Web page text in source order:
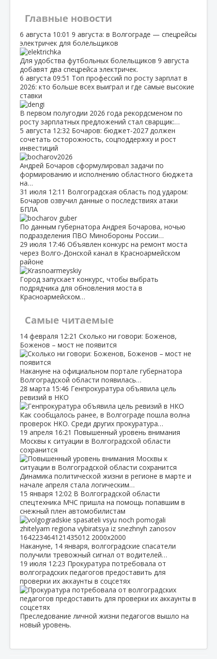
Главные новости
6 августа 10:01 9 августа: в Волгограде — спецрейсы
электричек для болельщиков
Для удобства футбольных болельщиков 9 августа
добавят два спецрейса электричек.
6 августа 09:51 Топ профессий по росту зарплат в
2026: кто больше всех выиграл и где самые высокие
ставки
В первом полугодии 2026 года рекордсменом по
росту зарплатных предложений стал сварщик:…
5 августа 12:32 Бочаров: бюджет‑2027 должен
сочетать осторожность, соцподдержку и рост
инвестиций
Андрей Бочаров сформулировал задачи по
формированию и исполнению областного бюджета
на…
31 июля 12:11 Волгоградская область под ударом:
Бочаров озвучил данные о последствиях атаки
БПЛА
По данным губернатора Андрея Бочарова, ночью
подразделения ПВО Минобороны России…
29 июля 17:46 Объявлен конкурс на ремонт моста
через Волго‑Донской канал в Красноармейском
районе
Город запускает конкурс, чтобы выбрать
подрядчика для обновления моста в
Красноармейском…
Самые читаемые
14 февраля 12:21 Сколько ни говори: Боженов,
Боженов – мост не появится
Накануне на официальном портале губернатора
Волгоградской области появилась…
28 марта 15:46 Генпрокуратура объявила цель
ревизий в НКО
Как сообщалось ранее, в Волгограде пошла волна
проверок НКО. Среди других прокуратура…
19 апреля 16:21 Повышенный уровень внимания
Москвы к ситуации в Волгоградской области
сохранится
Динамика политической жизни в регионе в марте и
начале апреля стала логическим…
15 января 12:02 В Волгоградской области
спецтехника МЧС пришла на помощь попавшим в
снежный плен автомобилистам
Накануне, 14 января, волгоградские спасатели
получили тревожный сигнал от водителей…
19 июля 12:23 Прокуратура потребовала от
волгоградских педагогов предоставить для
проверки их аккаунты в соцсетях
Преследование личной жизни педагогов вышло на
новый уровень.